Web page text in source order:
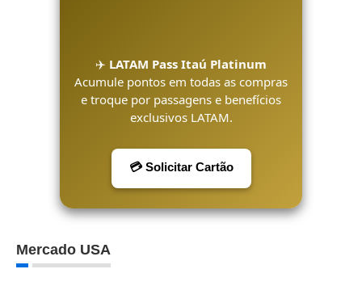
✈️ LATAM Pass Itaú Platinum
Acumule pontos em todas as compras
e troque por passagens e benefícios
exclusivos LATAM.
💳 Solicitar Cartão
Mercado USA